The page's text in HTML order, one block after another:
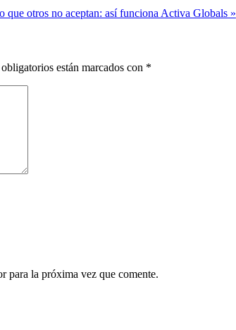
que otros no aceptan: así funciona Activa Globals »
están marcados con *
para la próxima vez que comente.